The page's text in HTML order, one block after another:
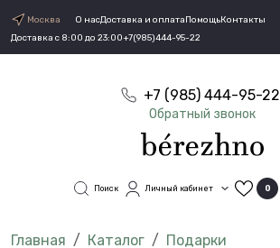
Москва О насДоставка и оплатаПомощьКонтакты
Доставка с 8:00 до 23:00+7(985)444-95-22
+7 (985) 444-95-22
Обратный звонок
Поиск Личный кабинет 0
Каталог
Подарки